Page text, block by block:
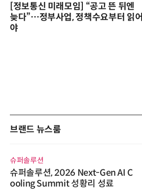
[정보통신 미래모임] “공고 뜬 뒤엔
늦다”…정부사업, 정책수요부터 읽어
야
브랜드 뉴스룸
슈퍼솔루션
슈퍼솔루션, 2026 Next-Gen AI C
ooling Summit 성황리 성료